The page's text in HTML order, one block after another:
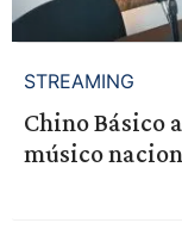
STREAMING
Chino Básico
músico